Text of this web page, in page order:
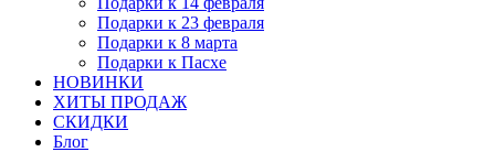
Подарки к 23 февраля
Подарки к 8 марта
Подарки к Пасхе
НОВИНКИ
ХИТЫ ПРОДАЖ
СКИДКИ
Блог